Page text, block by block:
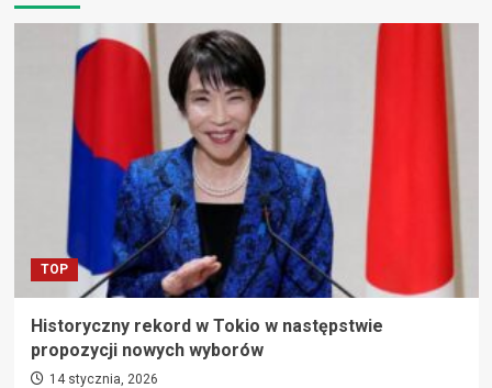
TOP
Historyczny rekord w Tokio w następstwie
propozycji nowych wyborów
14 stycznia, 2026